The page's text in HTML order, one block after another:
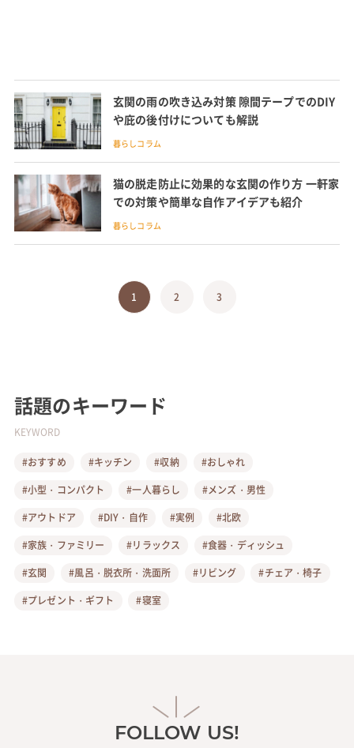
玄関の雨の吹き込み対策 隙間テープでのDIY
や庇の後付けについても解説
暮らしコラム
猫の脱走防止に効果的な玄関の作り方 一軒家
での対策や簡単な自作アイデアも紹介
暮らしコラム
1 2 3
話題のキーワード
KEYWORD
#おすすめ #キッチン #収納
#おしゃれ
#小型・コンパクト
#一人暮らし
#メンズ・男性
#アウトドア
#DIY・自作 #実例
#北欧
#家族・ファミリー
#リラックス
#食器・ディッシュ
#玄関
#風呂・脱衣所・洗面所 #リビング
#チェア・椅子
#プレゼント・ギフト
#寝室
FOLLOW US!